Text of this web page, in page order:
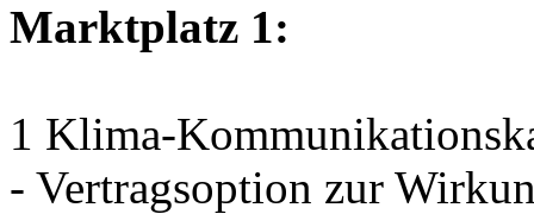
Marktplatz 1:
1 Klima-
- Vertragsoption zur